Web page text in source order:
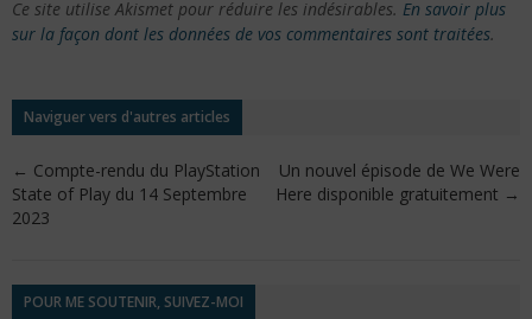
Ce site utilise Akismet pour réduire les indésirables. En savoir plus
sur la façon dont les données de vos commentaires sont traitées.
Naviguer vers d'autres articles
← Compte-rendu du PlayStation
State of Play du 14 Septembre
2023
Un nouvel épisode de We Were
Here disponible gratuitement →
POUR ME SOUTENIR, SUIVEZ-MOI